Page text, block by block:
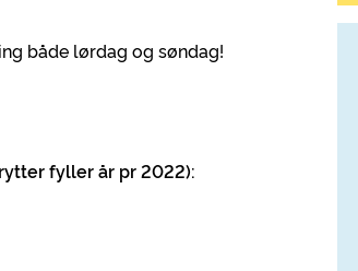
både lørdag og søndag!
fyller år pr 2022):